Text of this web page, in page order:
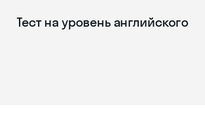
Тест на уровень английского